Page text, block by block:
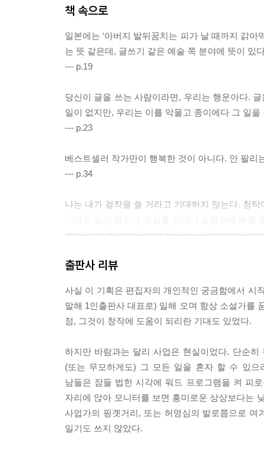
책 속으로
일본에는 ‘아버지 발뒤꿈치는 피가 날 때까지 갉
는 뜻 같은데, 글쓰기 같은 예술 쪽 분야에 뜻이 있
--- p.19
당신이 글을 쓰는 사람이라면, 우리는 행운아다.
일이 없지만, 우리는 이를 악물고 종이에다 그 일
--- p.23
베스트셀러 작가만이 행복한 것이 아니다. 안 팔리
--- p.34
나는 내가 걸작을 쓸 거라고 기대하지 않는다. 청
붓는다. 이후의 일은 신의 뜻대로, 그것이 나의 기
중엔 무엇이 될지 알 수 없지만 말이다.
--- p.53
으며, 시시하게 만들었던 그 모든 것들에 대한 대
--- p.68
더는 아무런 희망도 영광도 없이. 그런 것 없어도
잔인한 삶을 견뎌낼 수 없을 것만 같았기에. 문학이
--- p.73
출판사 리뷰
사실 이 기획은 편집자의 개인적인 궁금함에서 시
말해 1인출판사 대표로) 일해 오며 항상 소설가를
점, 그것이 창작에 도움이 되리란 기대도 있었다.
하지만 바람과는 달리 사업은 현실이었다. 단순
(또는 무모하게도) 그 모든 일을 혼자 할 수 있
남들은 잠들 법한 시각에 워드 프로그램을 켜 피
자리에 앉아 모니터를 보면 흥미로운 상상보다는
사업가의 핑곗거리, 또는 허영심의 발로쯤으로
일기도 쓰지 않았다.